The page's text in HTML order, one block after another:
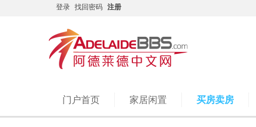
登录 找回密码 注册
门户首页 家居闲置 买房卖房